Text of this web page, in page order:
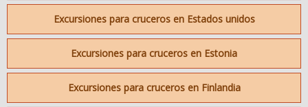
Excursiones para cruceros en Estados unidos
Excursiones para cruceros en Estonia
Excursiones para cruceros en Finlandia